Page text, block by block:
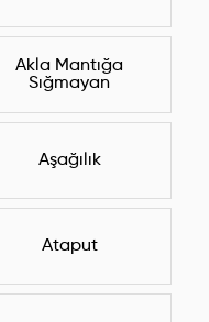
Akla Mantığa
Sığmayan
Aşağılık
Ataput